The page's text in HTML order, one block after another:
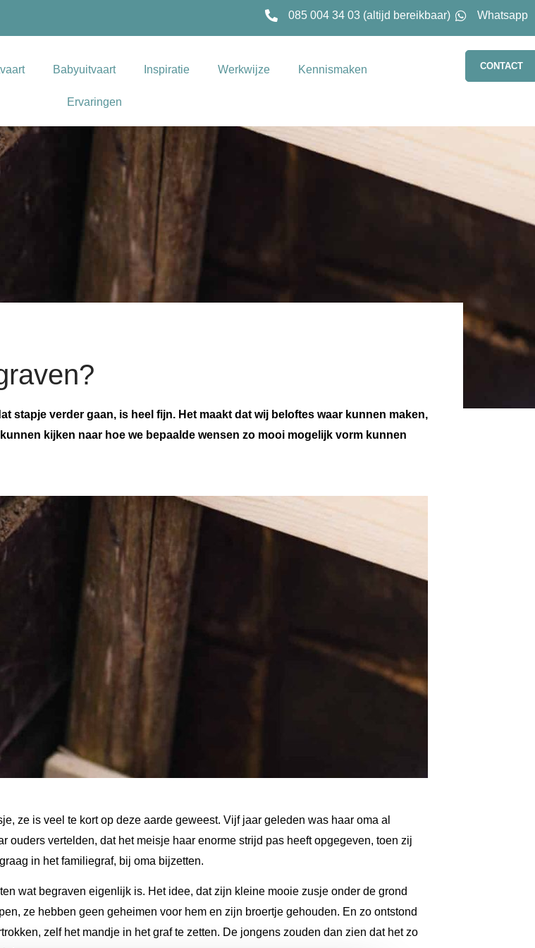
085 004 34 03 (altijd bereikbaar) Whatsapp
Babyuitvaart Inspiratie Werkwijze Kennismaken
Ervaringen
CONTACT
stapje verder gaan, is heel fijn. Het maakt dat wij beloftes waar kunnen maken,
kijken naar hoe we bepaalde wensen zo mooi mogelijk vorm kunnen
ze is veel te kort op deze aarde geweest. Vijf jaar geleden was haar oma al
ouders vertelden, dat het meisje haar enorme strijd pas heeft opgegeven, toen zij
in het familiegraf, bij oma bijzetten.
wat begraven eigenlijk is. Het idee, dat zijn kleine mooie zusje onder de grond
ze hebben geen geheimen voor hem en zijn broertje gehouden. En zo ontstond
zelf het mandje in het graf te zetten. De jongens zouden dan zien dat het zo